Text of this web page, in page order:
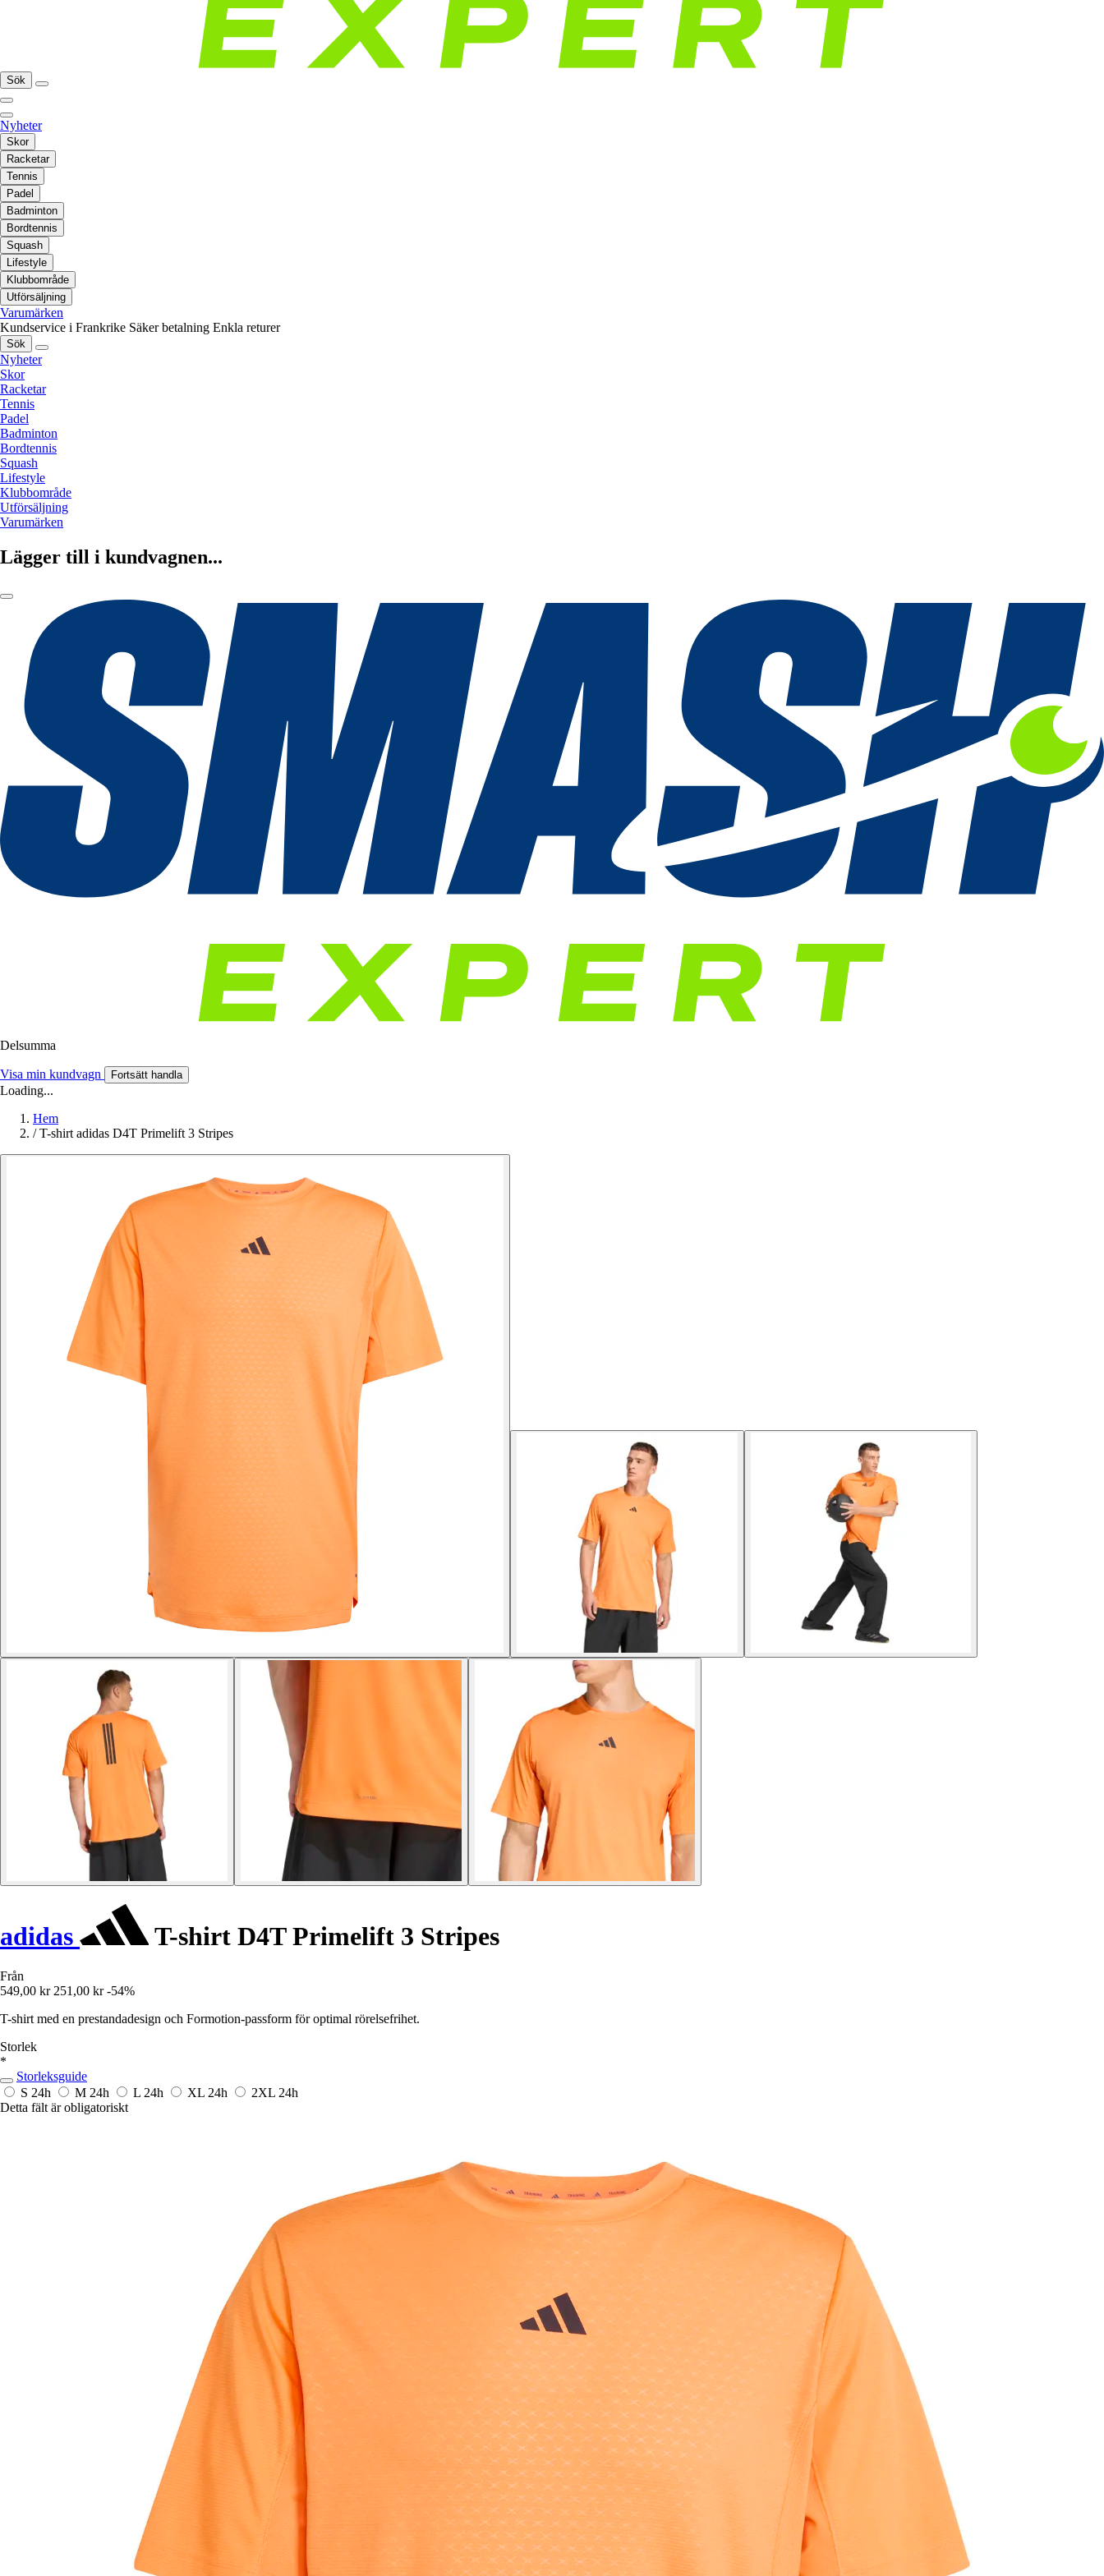
Sök
Nyheter
Skor
Racketar
Tennis
Padel
Badminton
Bordtennis
Squash
Lifestyle
Klubbområde
Utförsäljning
Varumärken
Kundservice i Frankrike Säker betalning Enkla returer
Sök
Nyheter
Skor
Racketar
Tennis
Padel
Badminton
Bordtennis
Squash
Lifestyle
Klubbområde
Utförsäljning
Varumärken
Lägger till i kundvagnen...
Delsumma
Visa min kundvagn Fortsätt handla
Loading...
Hem
/ T-shirt adidas D4T Primelift 3 Stripes
adidas T-shirt D4T Primelift 3 Stripes
Från
549,00 kr 251,00 kr -54%
T-shirt med en prestandadesign och Formotion-passform för optimal rörelsefrihet.
Storlek
*
Storleksguide
S 24h M 24h L 24h XL 24h 2XL 24h
Detta fält är obligatoriskt